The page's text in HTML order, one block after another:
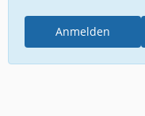
Anmelden